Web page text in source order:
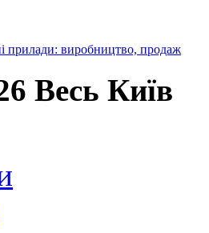
прилади: виробництво, продаж
Весь Київ